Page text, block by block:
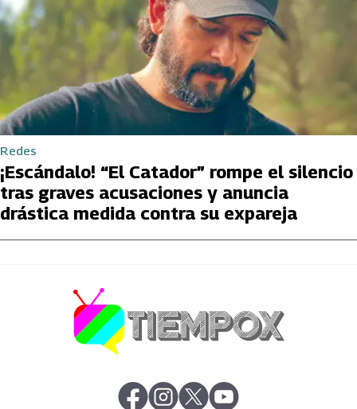
Redes
¡Escándalo! “El Catador” rompe el silencio
tras graves acusaciones y anuncia
drástica medida contra su expareja
abre en nueva pestaña
abre en nueva pestaña
abre en nueva pestaña